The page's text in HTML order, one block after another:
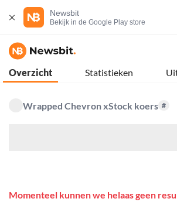
Newsbit
Bekijk in de Google Play store
Overzicht Statistieken
Wrapped Chevron xStock koers #
Momenteel kunnen we helaas geen